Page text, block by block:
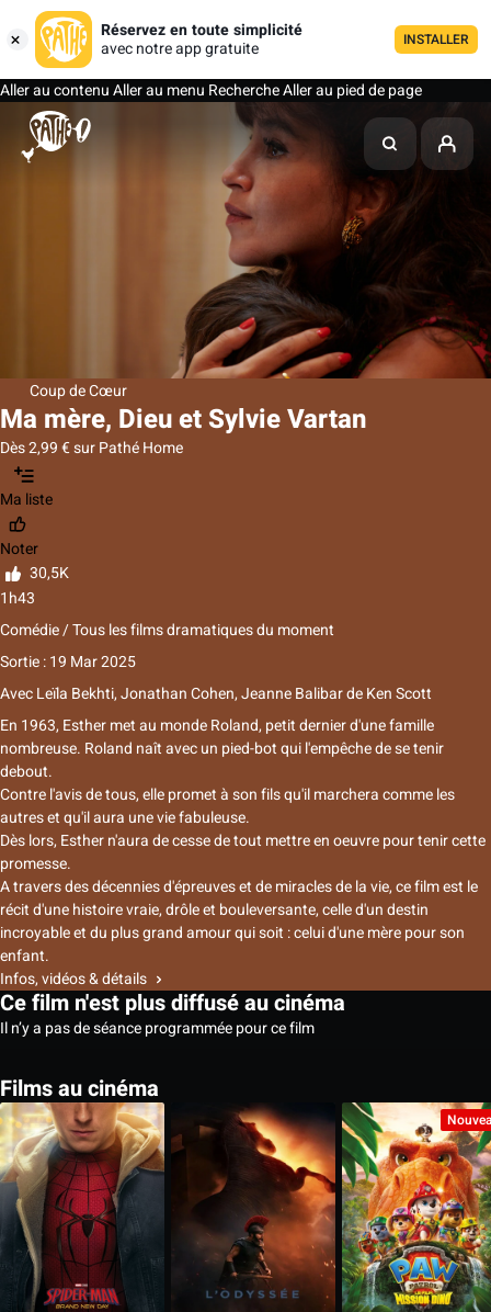
Réservez en toute simplicité
avec notre app gratuite
INSTALLER
Aller au contenuAller au menu RechercheAller au pied de page
Coup de Cœur
Ma mère, Dieu et Sylvie Vartan
Dès 2,99 € sur Pathé Home
Ma liste
Noter
30,5K
1h43
Comédie / Tous les films dramatiques du moment
Sortie : 19 Mar 2025
AvecLeïla Bekhti, Jonathan Cohen, Jeanne BalibardeKen Scott
En 1963, Esther met au monde Roland, petit dernier d'une famille
nombreuse. Roland naît avec un pied-bot qui l'empêche de se tenir
debout.
Contre l'avis de tous, elle promet à son fils qu'il marchera comme les
autres et qu'il aura une vie fabuleuse.
Dès lors, Esther n'aura de cesse de tout mettre en oeuvre pour tenir cette
promesse.
A travers des décennies d'épreuves et de miracles de la vie, ce film est le
récit d'une histoire vraie, drôle et bouleversante, celle d'un destin
incroyable et du plus grand amour qui soit : celui d'une mère pour son
enfant.
Infos, vidéos & détails
Ce film n'est plus diffusé au cinéma
Il n’y a pas de séance programmée pour ce film
Films au cinéma